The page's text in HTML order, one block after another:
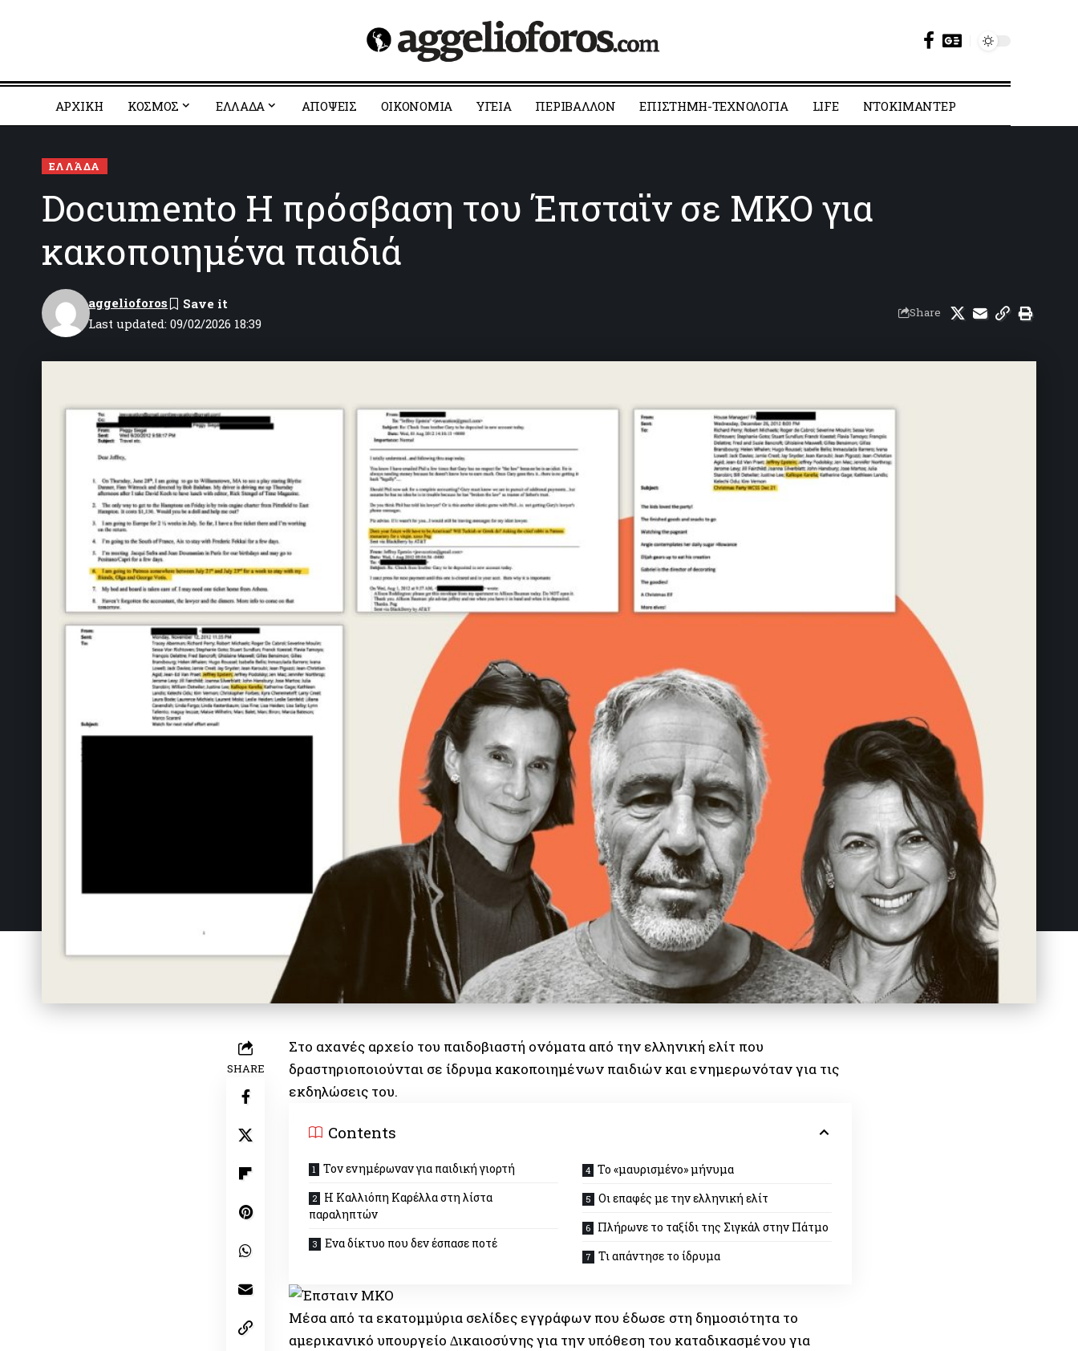
ΑΡΧΙΚΗ ΚΟΣΜΟΣ EΛΛΑΔΑ ΑΠΟΨΕΙΣ ΟΙΚΟΝΟΜΙΑ YΓΕΙΑ ΠΕΡΙΒΑΛΛΟΝ ΕΠΙΣΤΗΜΗ-ΤΕΧΝΟΛΟΓΙΑ LIFE ΝΤΟΚΙΜΑΝΤΕΡ
ΕΛΛΆΔΑ
Documento Η πρόσβαση του Έπσταϊν σε ΜΚΟ για
κακοποιηµένα παιδιά
Last updated: 09/02/2026 18:39
aggelioforos
Share
SHARE
Στο αχανές αρχείο του παιδοβιαστή ονόµατα από την ελληνική ελίτ που
δραστηριοποιούνται σε ίδρυµα κακοποιηµένων παιδιών και ενηµερωνόταν για τις
εκδηλώσεις του.
Contents
Τον ενηµέρωναν για παιδική γιορτή
Η Καλλιόπη Καρέλλα στη λίστα
παραληπτών
Ενα δίκτυο που δεν έσπασε ποτέ
Το «µαυρισµένο» µήνυµα
Οι επαφές µε την ελληνική ελίτ
Πλήρωνε το ταξίδι της Σιγκάλ στην Πάτµο
Τι απάντησε το ίδρυµα
Μέσα από τα εκατοµµύρια σελίδες εγγράφων που έδωσε στη δηµοσιότητα το
αµερικανικό υπουργείο ∆ικαιοσύνης για την υπόθεση του καταδικασµένου για